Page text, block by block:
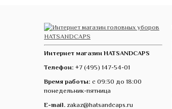
Интернет магазин HATSANDCAPS
Телефон: +7 (495) 147-54-01
Время работы: с 09:30 до 18:00
понедельник-пятница
E-mail. zakaz@hatsandcaps.ru